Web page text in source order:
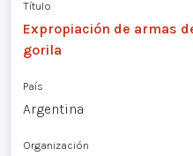
Título
Expropiación de armas
gorila
País
Argentina
Organización